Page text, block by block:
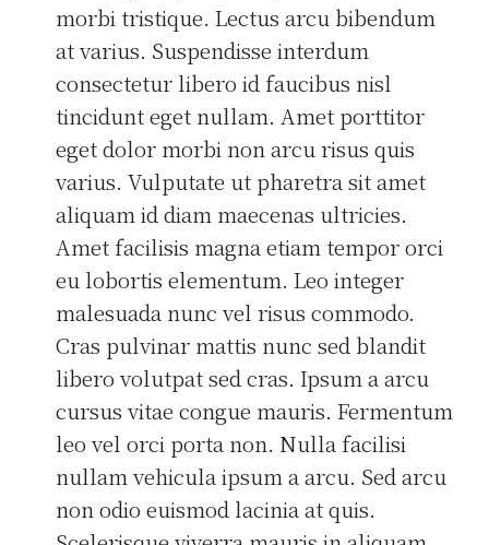
morbi tristique. Lectus arcu bibendum
at varius. Suspendisse interdum
consectetur libero id faucibus nisl
tincidunt eget nullam. Amet porttitor
eget dolor morbi non arcu risus quis
varius. Vulputate ut pharetra sit amet
aliquam id diam maecenas ultricies.
Amet facilisis magna etiam tempor orci
eu lobortis elementum. Leo integer
malesuada nunc vel risus commodo.
Cras pulvinar mattis nunc sed blandit
libero volutpat sed cras. Ipsum a arcu
cursus vitae congue mauris. Fermentum
leo vel orci porta non. Nulla facilisi
nullam vehicula ipsum a arcu. Sed arcu
non odio euismod lacinia at quis.